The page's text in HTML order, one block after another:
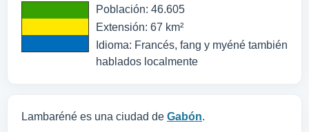
Población: 46.605
Extensión: 67 km²
Idioma: Francés, fang y myéné también
hablados localmente
Lambaréné es una ciudad de Gabón.